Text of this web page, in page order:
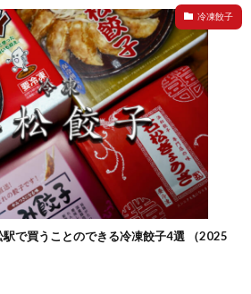
冷凍餃子
で買うことのできる冷凍餃子4選 （2025